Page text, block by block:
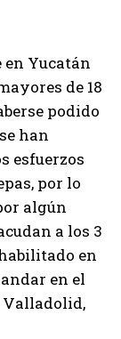
en Yucatán
de 18
podido
han
esfuerzos
por lo
algún
a los 3
en
en el
Valladolid,